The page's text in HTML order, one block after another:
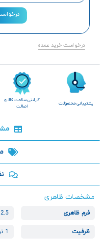
درخواست خرید عمده
پشتیبانی محصولات
گارانتی سلامت کالا و
اصالت
مشخصات ظاهری
فرم ظاهری 2.5 اینچ
ظرفیت 1 ترابایت